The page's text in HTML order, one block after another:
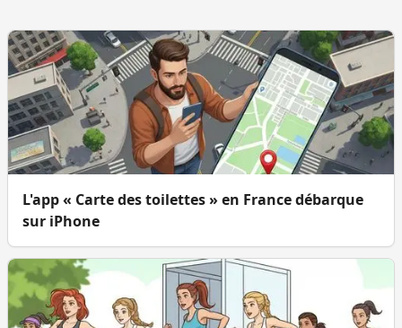
L'app « Carte des toilettes » en France débarque
sur iPhone